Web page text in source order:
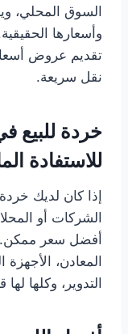
السوق المحلي،
وأسعارها
تقديم عروض
نقل سريعة.
خردة للبيع
للاستفادة
إذا كان لديك
الشركات أو
أفضل سعر
المعادن، الأجهزة
التدوير، وكلها